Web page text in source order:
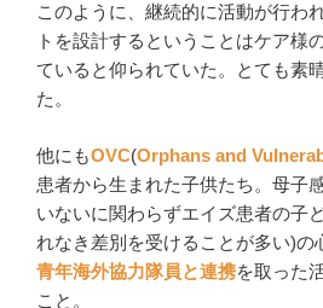
このように、継続的に活動が行わ
トを設計するということはケア様
ていると仰られていた。とても素
た。
他にもOVC(Orphans and
患者から生まれた子供たち。母子
いないに関わらずエイズ患者の子
れなき差別を受けることが多い)の
青年海外協力隊員と連携を取った
こと。